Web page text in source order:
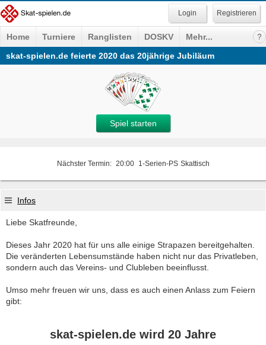
Registrieren
Home Turniere Ranglisten DOSKV
Mehr...
skat-spielen.de feierte 2020 das 20jährige Jubiläum
Spiel starten
Nächster Termin: 20:00 1-Serien-PS Skattisch
Infos
Liebe Skatfreunde,
Dieses Jahr 2020 hat für uns alle einige Strapazen bereitgehalten.
Die veränderten Lebensumstände haben nicht nur das Privatleben,
sondern auch das Vereins- und Clubleben beeinflusst.
Umso mehr freuen wir uns, dass es auch einen Anlass zum Feiern
gibt:
skat-spielen.de wird 20 Jahre